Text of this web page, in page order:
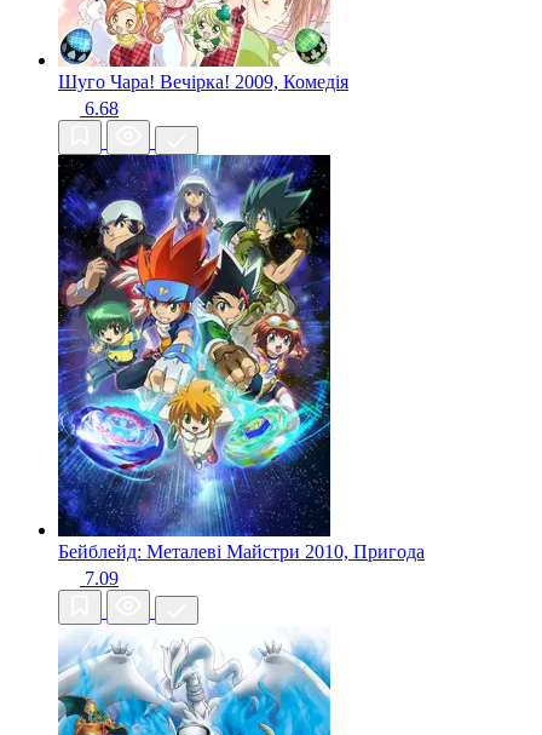
Шуго Чара! Вечірка! 2009, Комедія
6.68
Бейблейд: Металеві Майстри 2010, Пригода
7.09